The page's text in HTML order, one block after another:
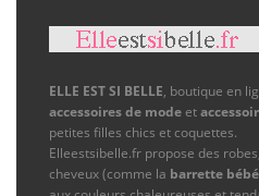
ELLE EST SI BELLE, boutique en
accessoires de mode et
petites filles chics et coquettes.
Elleestsibelle.fr propose des
cheveux (comme la barrette